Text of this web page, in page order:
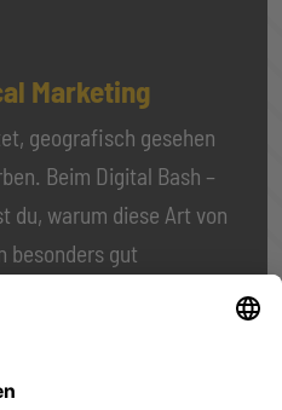
Marketing
geografisch gesehen
Beim Digital Bash –
du, warum diese Art von
besonders gut